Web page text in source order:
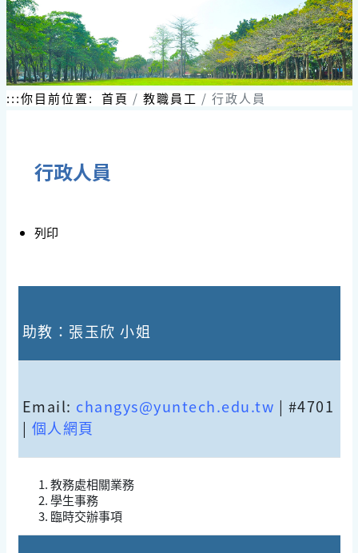
跳
到
主
要
內
容
區:::你目前位置: 首頁 教職員工 行政人員
行政人員
列印
助教：張玉欣 小姐
Email: changys@yuntech.edu.tw | #4701
| 個人網頁
教務處相關業務
學生事務
臨時交辦事項